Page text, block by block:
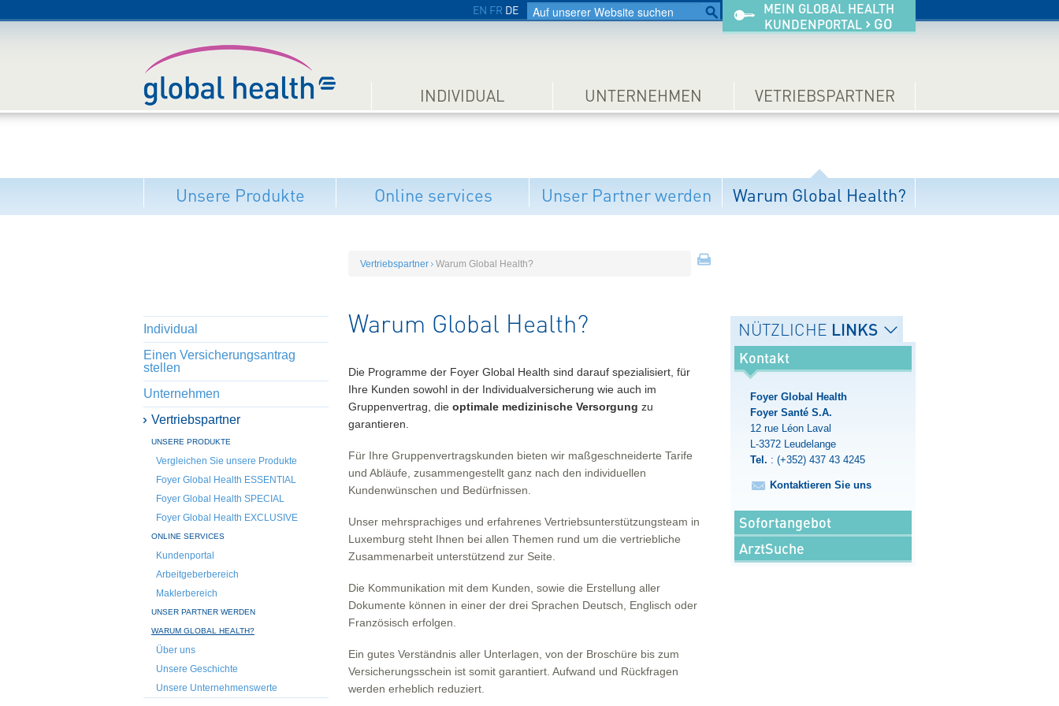
EN FR DE
MEIN GLOBAL HEALTH
KUNDENPORTAL › GO
INDIVIDUAL UNTERNEHMEN VETRIEBSPARTNER
Unsere Produkte Online services Unser Partner werden Warum Global Health?
Vertriebspartner Warum Global Health?
Individual
Einen Versicherungsantrag
stellen
Unternehmen
Vertriebspartner
UNSERE PRODUKTE
Vergleichen Sie unsere Produkte
Foyer Global Health ESSENTIAL
Foyer Global Health SPECIAL
Foyer Global Health EXCLUSIVE
ONLINE SERVICES
Kundenportal
Arbeitgeberbereich
Maklerbereich
UNSER PARTNER WERDEN
WARUM GLOBAL HEALTH?
Über uns
Unsere Geschichte
Unsere Unternehmenswerte
Warum Global Health?
Die Programme der Foyer Global Health sind darauf spezialisiert, für
Ihre Kunden sowohl in der Individualversicherung wie auch im
Gruppenvertrag, die optimale medizinische Versorgung zu
garantieren.
Für Ihre Gruppenvertragskunden bieten wir maßgeschneiderte Tarife
und Abläufe, zusammengestellt ganz nach den individuellen
Kundenwünschen und Bedürfnissen.
Unser mehrsprachiges und erfahrenes Vertriebsunterstützungsteam in
Luxemburg steht Ihnen bei allen Themen rund um die vertriebliche
Zusammenarbeit unterstützend zur Seite.
Die Kommunikation mit dem Kunden, sowie die Erstellung aller
Dokumente können in einer der drei Sprachen Deutsch, Englisch oder
Französisch erfolgen.
Ein gutes Verständnis aller Unterlagen, von der Broschüre bis zum
Versicherungsschein ist somit garantiert. Aufwand und Rückfragen
werden erheblich reduziert.
NÜTZLICHE LINKS
Kontakt
Foyer Global Health
Foyer Santé S.A.
12 rue Léon Laval
L-3372
Leudelange
Tel. : (+352) 437 43 4245
Kontaktieren Sie uns
Sofortangebot
ArztSuche